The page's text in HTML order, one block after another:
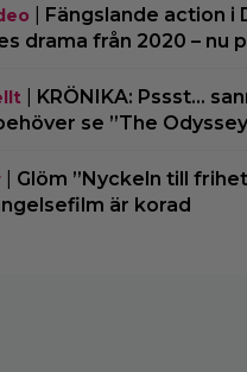
Fängslande action i
drama från 2020 – nu
KRÖNIKA: Pssst…
se ”The
Glöm ”Nyckeln till
är korad